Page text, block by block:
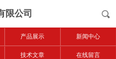
限公司
产品展示 新闻中心
技术文章 在线留言